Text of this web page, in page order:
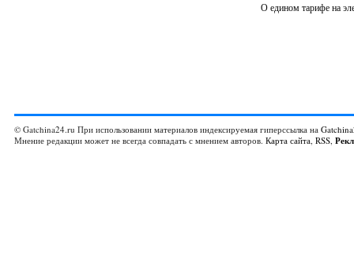
О едином тарифе на
© Gatchina24.ru При использовании материалов индексируемая гиперссылка на
Мнение редакции может не всегда совпадать с мнением авторов. Карта сайта, RSS,